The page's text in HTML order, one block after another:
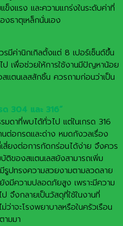
แรง และความแกร่งในระดับค่าที่
ธาตุเหล็กนั่นเอง
มีค่านิกเกิลตั้งแต่ 8 เปอร์เซ็นต์ขึ้น
เพื่อช่วยให้การใช้งานมีปัญหาน้อย
แตนเลสสักชิ้น ควรถามก่อนว่าเป็น
ด 304 และ 316”
มดาที่พบได้ทั่วไป แต่ในเกรด 316
ต่อกรดและด่าง หมดกังวลเรื่อง
สี่ยงต่อการกัดกร่อนได้ง่าย จึงควร
ของสแตนเลสยังสามารถเพิ่ม
รูปทรงความสวยงามตามลวดลาย
งมีความปลอดภัยสูง เพราะมีความ
จึงกลายเป็นวัสดุที่ใช้ในงานที่
าจะโรงพยาบาลหรือในครัวเรือน
มมา